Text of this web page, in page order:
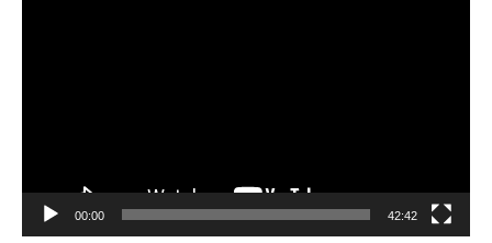
00:00 42:42